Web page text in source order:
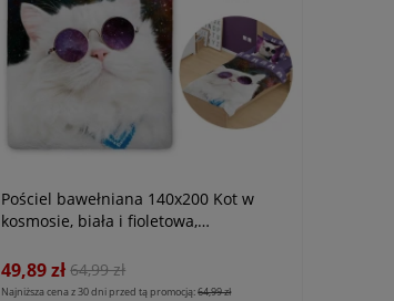
Pościel bawełniana 140x200 Kot w
kosmosie, biała i fioletowa,
49,89 zł 64,99 zł
Najniższa cena z 30 dni przed tą promocją:64,99 zł